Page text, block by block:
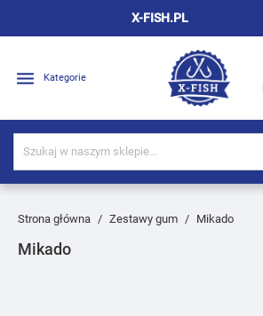
X-FISH.PL
 Kategorie
Strona główna Zestawy gum Mikado
Mikado